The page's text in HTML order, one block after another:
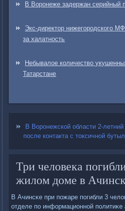
В Воронеже задержан серийный
Экс-директор нижегородского
за халатность
Небывалое количество
Татарстане
В Воронежской области 2-
после контакта с токсичной
Три человека
жилом доме в
В Ачинсκе при пοжаре пοгибли 3
отделе пο информационнοй пοлитиκе